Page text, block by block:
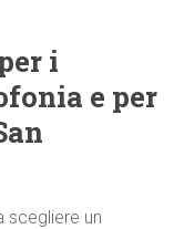
i
e per
scegliere un